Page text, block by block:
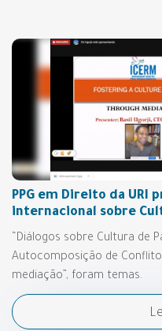
PPG em Direito da URI
internacional sobre
“Diálogos sobre Cultura de
Autocomposição de
mediação”, foram temas.